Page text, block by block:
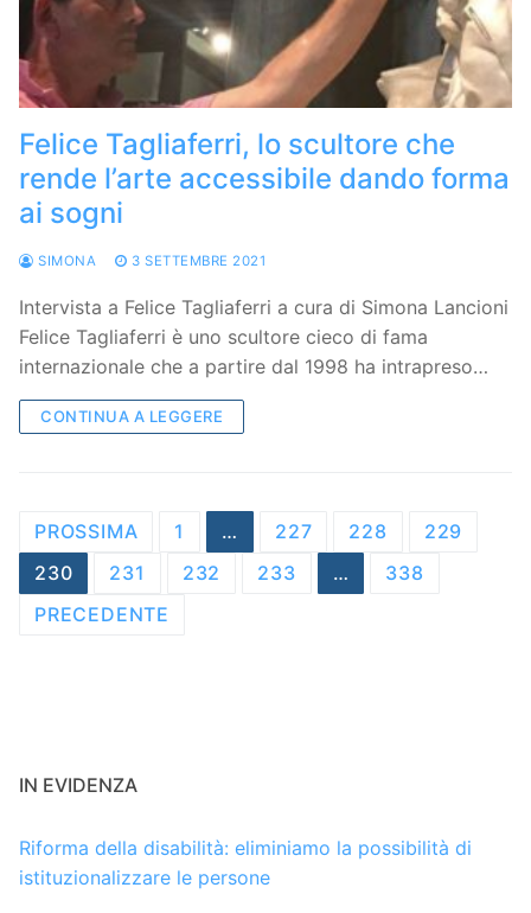
Felice Tagliaferri, lo scultore che
rende l’arte accessibile dando forma
ai sogni
SIMONA 3 SETTEMBRE 2021
Intervista a Felice Tagliaferri a cura di Simona Lancioni
Felice Tagliaferri è uno scultore cieco di fama
internazionale che a partire dal 1998 ha intrapreso…
CONTINUA A LEGGERE
Navigazione
articoli
PROSSIMA 1 … 227 228
229
230
231 232 233 …
338
PRECEDENTE
IN EVIDENZA
Riforma della disabilità: eliminiamo la possibilità di
istituzionalizzare le persone